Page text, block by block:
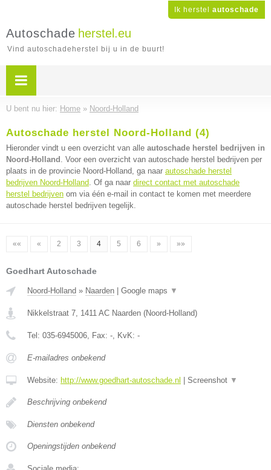
Ik herstel autoschade
Autoschade herstel.eu
Vind autoschadeherstel bij u in de buurt!
U bent nu hier: Home » Noord-Holland
Autoschade herstel Noord-Holland (4)
Hieronder vindt u een overzicht van alle autoschade herstel bedrijven in
Noord-Holland . Voor een overzicht van autoschade herstel bedrijven per
plaats in de provincie Noord-Holland, ga naar autoschade herstel
bedrijven Noord-Holland. Of ga naar direct contact met autoschade
herstel bedrijven om via één e-mail in contact te komen met meerdere
autoschade herstel bedrijven tegelijk.
«« « 2 3 4 5 6 » »»
Goedhart Autoschade
Noord-Holland » Naarden Google maps ▼
Nikkelstraat 7, 1411 AC Naarden (Noord-Holland)
Tel: 035-6945006, Fax: -, KvK: -
E-mailadres onbekend
Website: http://www.goedhart-autoschade.nl Screenshot ▼
Beschrijving onbekend
Diensten onbekend
Openingstijden onbekend